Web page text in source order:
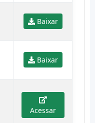
Baixar
Baixar
Acessar